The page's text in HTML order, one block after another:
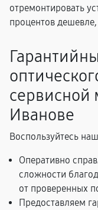
отремонтировать
процентов
сервисной
Иванове
Воспользуйтесь
Оперативно
сложности
от проверенных
Предоставляем